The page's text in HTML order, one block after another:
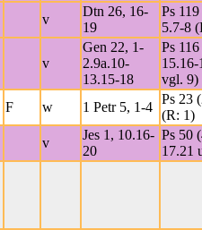
v
Dtn 26, 16-
19
Ps
5.7-8
v
Gen 22, 1-
2.9a.10-
13.15-18
Ps
vgl. 9)
F w 1 Petr 5, 1-4
Ps 23
(R: 1)
v
Jes 1, 10.16-
20
Ps 50
17.21